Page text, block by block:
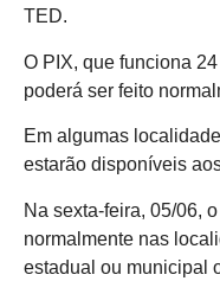
TED.
O PIX, que funciona
poderá ser feito
Em algumas
estarão disponíveis
Na sexta-feira, 05/06,
normalmente nas
estadual ou municipal